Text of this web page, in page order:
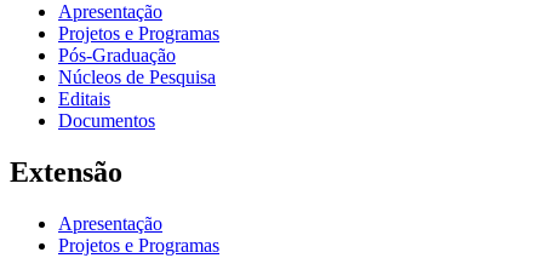
Apresentação
Projetos e Programas
Pós-Graduação
Núcleos de Pesquisa
Editais
Documentos
Extensão
Apresentação
Projetos e Programas